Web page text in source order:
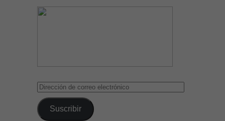
Dirección
correo
electrónico
Suscribir